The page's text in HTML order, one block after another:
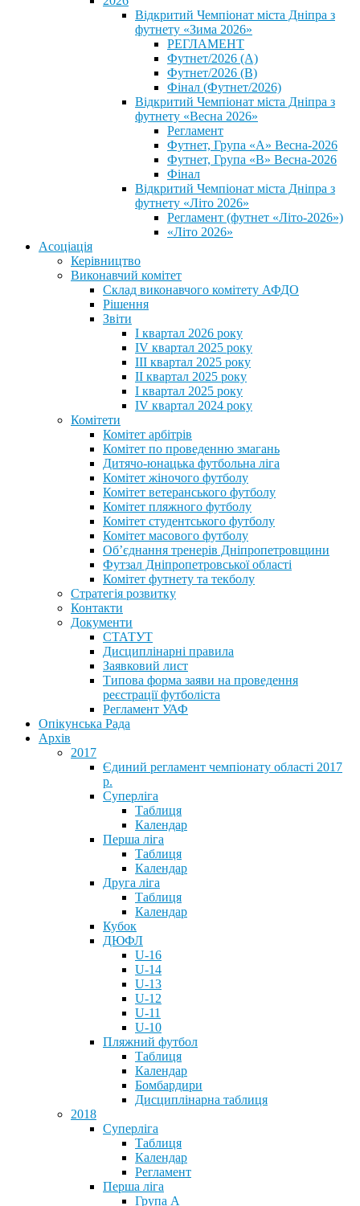
Відкритий Чемпіонат міста Дніпра з
футнету «Зима 2026»
РЕГЛАМЕНТ
Футнет/2026 (А)
Футнет/2026 (В)
Фінал (Футнет/2026)
Відкритий Чемпіонат міста Дніпра з
футнету «Весна 2026»
Регламент
Футнет, Група «А» Весна-2026
Футнет, Група «В» Весна-2026
Фінал
Відкритий Чемпіонат міста Дніпра з
футнету «Літо 2026»
Регламент (футнет «Літо-2026»)
«Літо 2026»
Асоціація
Керівництво
Виконавчий комітет
Склад виконавчого комітету АФДО
Рішення
Звіти
I квартал 2026 року
IV квартал 2025 року
III квартал 2025 року
II квартал 2025 року
I квартал 2025 року
IV квартал 2024 року
Комітети
Комітет арбітрів
Комітет по проведенню змагань
Дитячо-юнацька футбольна ліга
Комітет жіночого футболу
Комітет ветеранського футболу
Комітет пляжного футболу
Комітет студентського футболу
Комітет масового футболу
Обʼєднання тренерів Дніпропетровщини
Футзал Дніпропетровської області
Комітет футнету та текболу
Стратегія розвитку
Контакти
Документи
СТАТУТ
Дисциплінарні правила
Заявковий лист
Типова форма заяви на проведення
реєстрації футболіста
Регламент УАФ
Опікунська Рада
Архів
2017
Єдиний регламент чемпіонату області 2017
р.
Суперліга
Таблиця
Календар
Перша ліга
Таблиця
Календар
Друга ліга
Таблиця
Календар
Кубок
ДЮФЛ
U-16
U-14
U-13
U-12
U-11
U-10
Пляжний футбол
Таблиця
Календар
Бомбардири
Дисциплінарна таблиця
2018
Суперліга
Таблиця
Календар
Регламент
Перша ліга
Група А